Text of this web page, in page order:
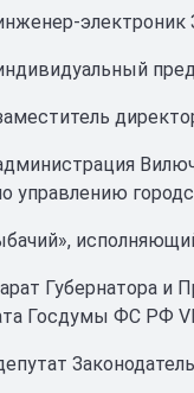
управлению
Губернатора и
Госдумы ФС РФ